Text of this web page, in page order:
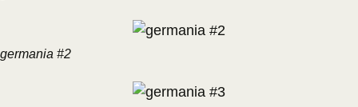
germania #2